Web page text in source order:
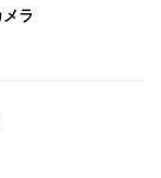
ラ